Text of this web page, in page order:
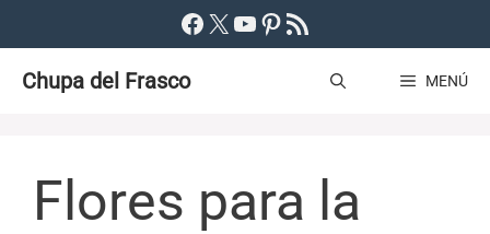
al
contenido
Facebook
X YouTube
Pinterest
Feed RSS
Chupa del Frasco MENÚ
Flores para la